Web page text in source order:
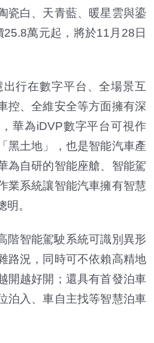
瓷白、天青藍、暖星雲與鎏
萬元起，將於11月28日
行在數字平台、全場景互
控、全維安全等方面擁有深
華為iDVP數字平台可視作
黑土地」，也是智能汽車產
為自研的智能座艙、智能駕
業系統讓智能汽車擁有智慧
。
階智能駕駛系統可識別異形
路況，同時可不依賴高精地
開越好開；還具有首發泊車
泊入、車自主找等智慧泊車